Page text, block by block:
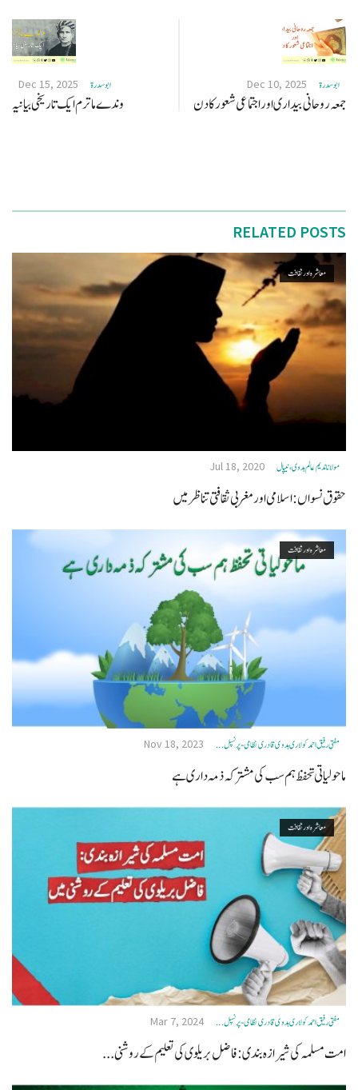
ابو سدرة Dec 10, 2025
جمعہ روحانی بیداری اور اجتماعی شعور کا دن
ابو سدرة Dec 15, 2025
وندے ماترم ایک تاریخی بیانیہ
RELATED POSTS
معاشرہ اور ثقافت
مولانا ندیم عالم ہدوی، نيپال Jul 18, 2020
حقوق نسواں: اسلامی اور مغربی ثقافتی تناظر میں ‎
معاشرہ اور ثقافت
مفتی رفیق احمد کولاری ہدوی قادری نظامی- پرنسپل ... Nov 18, 2023
ماحولیاتی تحفظ ہم سب کی مشترکہ ذمہ داری ہے
معاشرہ اور ثقافت
مفتی رفیق احمد کولاری ہدوی قادری نظامی- پرنسپل ... Mar 7, 2024
امت مسلمہ کی شیرازہ بندی: فاضل بریلوی کی تعلیم کے روشنی...